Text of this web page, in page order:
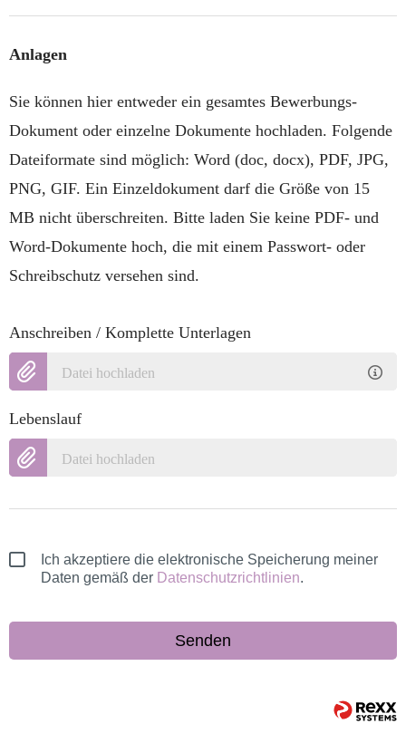
Anlagen
Sie können hier entweder ein gesamtes Bewerbungs-
Dokument oder einzelne Dokumente hochladen. Folgende
Dateiformate sind möglich: Word (doc, docx), PDF, JPG,
PNG, GIF. Ein Einzeldokument darf die Größe von 15
MB nicht überschreiten. Bitte laden Sie keine PDF- und
Word-Dokumente hoch, die mit einem Passwort- oder
Schreibschutz versehen sind.
Anschreiben / Komplette Unterlagen
Datei hochladen
Lebenslauf
Datei hochladen
Ich akzeptiere die elektronische Speicherung meiner
Daten gemäß der Datenschutzrichtlinien.
Senden